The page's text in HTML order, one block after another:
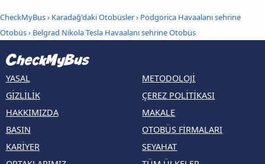
CheckMyBus› Karadağ'daki Otobüsler› Podgorica Havaalanı sehrine
Otobüs› Belgrad Nikola Tesla Havaalanı sehrine Otobüs
YASAL
GIZLILIK
HAKKIMIZDA
BASIN
KARIYER
METODOLOJI
ÇEREZ POLITIKASI
MAKALE
OTOBÜS FIRMALARI
SEYAHAT